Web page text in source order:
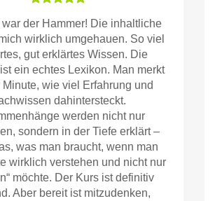
war der Hammer! Die inhaltliche
wirklich umgehauen. So viel
gut erklärtes Wissen. Die
ein echtes Lexikon. Man merkt
Minute, wie viel Erfahrung und
dahintersteckt.
werden nicht nur
sondern in der Tiefe erklärt –
was man braucht, wenn man
wirklich verstehen und nicht nur
möchte. Der Kurs ist definitiv
Aber bereit ist mitzudenken,